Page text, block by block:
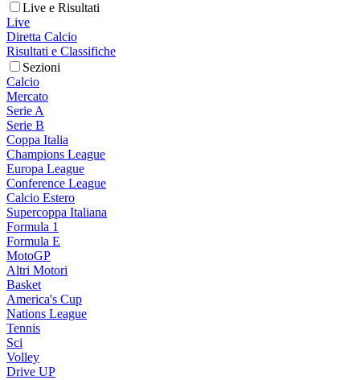
Live e Risultati
Live
Diretta Calcio
Risultati e Classifiche
Sezioni
Calcio
Mercato
Serie A
Serie B
Coppa Italia
Champions League
Europa League
Conference League
Calcio Estero
Supercoppa Italiana
Formula 1
Formula E
MotoGP
Altri Motori
Basket
America's Cup
Nations League
Tennis
Sci
Volley
Drive UP